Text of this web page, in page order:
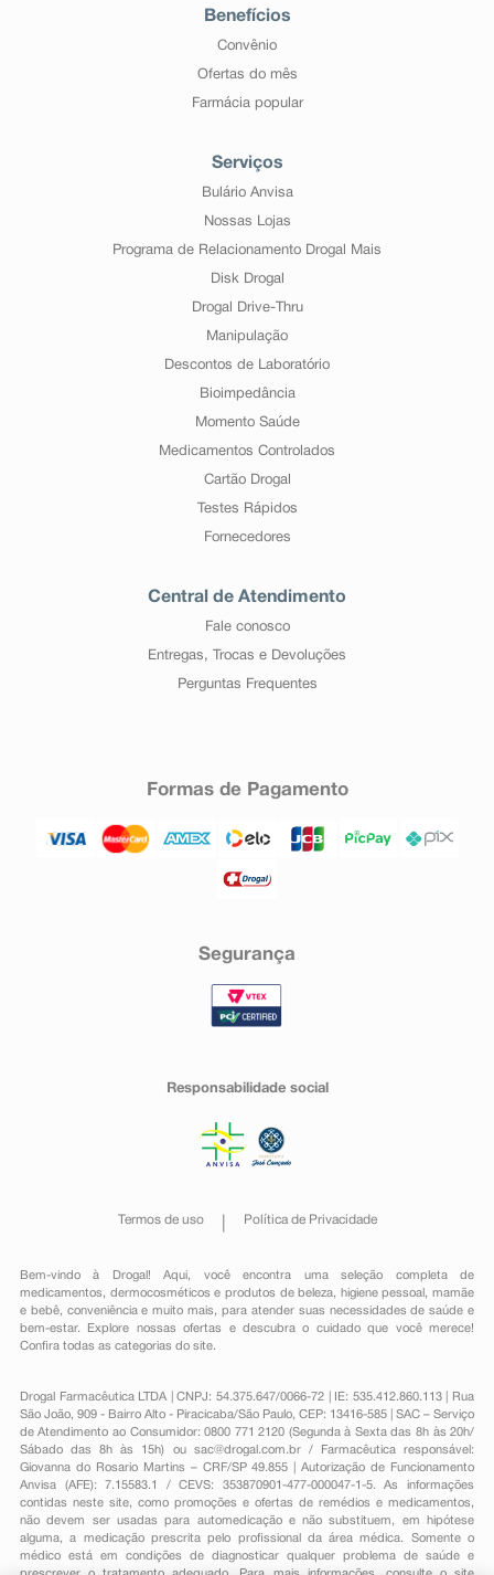
Benefícios
Convênio
Ofertas do mês
Farmácia popular
Serviços
Bulário Anvisa
Nossas Lojas
Programa de Relacionamento Drogal Mais
Disk Drogal
Drogal Drive-Thru
Manipulação
Descontos de Laboratório
Bioimpedância
Momento Saúde
Medicamentos Controlados
Cartão Drogal
Testes Rápidos
Fornecedores
Central de Atendimento
Fale conosco
Entregas, Trocas e Devoluções
Perguntas Frequentes
Formas de Pagamento
Segurança
Responsabilidade social
Termos de uso Política de Privacidade
Bem-vindo à Drogal! Aqui, você encontra uma seleção completa de
medicamentos , dermocosméticos e produtos de beleza, higiene pessoal ,mamãe
e bebê, conveniênciae muito mais, para atender suas necessidades de saúde e
bem-estar. Explore nossas ofertas e descubra o cuidado que você merece!
Confira todas as categorias do site.
Drogal Farmacêutica LTDA | CNPJ: 54.375.647/0066-72 | IE: 535.412.860.113 | Rua
São João, 909 - Bairro Alto - Piracicaba/São Paulo, CEP: 13416-585 | SAC – Serviço
de Atendimento ao Consumidor: 0800 771 2120 (Segunda à Sexta das 8h às 20h/
Sábado das 8h às 15h) ou sac@drogal.com.br/ Farmacêutica responsável:
Giovanna do Rosario Martins – CRF/SP 49.855 | Autorização de Funcionamento
Anvisa (AFE): 7.15583.1 / CEVS: 353870901-477-000047-1-5. As informações
contidas neste site, como promoções e ofertas de remédios e medicamentos,
não devem ser usadas para automedicação e não substituem, em hipótese
alguma, a medicação prescrita pelo profissional da área médica. Somente o
médico está em condições de diagnosticar qualquer problema de saúde e